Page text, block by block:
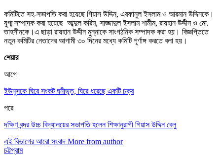
কমিটিতে সহ-সভাপতি করা হয়েছে গিয়াস উদ্দিন, এরফানুল ইসলাম ও আরমান উদ্দিনকে।
যুগ্ম সম্পাদক করা হয়েছে আব্দুল করিম, সাজ্জাদুল ইসলাম শামীম, রায়হান উদ্দীন ও মো.
তাহসীনকে।এ ছাড়া রায়হান উদ্দীন মুন্নাকে সাংগঠনিক সম্পাদক করা হয়। বিজ্ঞপ্তিতে
নতুন কমিটির নেতাদের আগামী ৩০ দিনের মধ্যে কমিটি পূর্ণাঙ্গ করতে বলা হয়।
শেয়ার
আগে
ইউনুসকে ঘিরে সংকট ঘনীভূত, ঘিরে ধরেছে একটি চক্র
পরে
দক্ষিণ বন্দর উচ্চ বিদ্যালয়ের সভাপতি হলেন শিক্ষানুরাগী গিয়াস উদ্দিন বেলু
এই বিভাগের আরো সংবাদ More from author
চট্টগ্রাম